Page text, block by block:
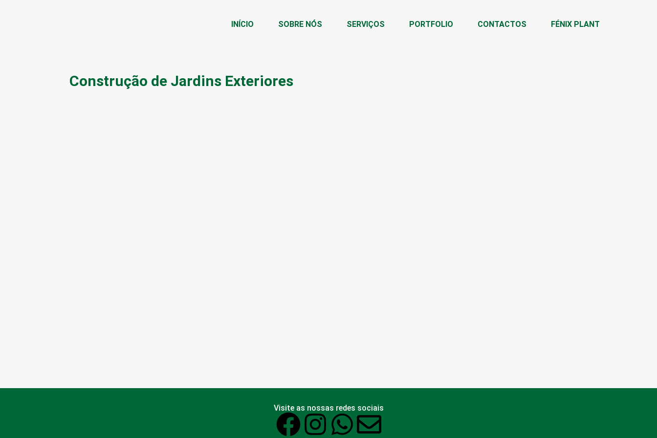
INÍCIO SOBRE NÓS SERVIÇOS PORTFOLIO CONTACTOS FÉNIX PLANT
Construção de Jardins Exteriores
Visite as nossas redes sociais